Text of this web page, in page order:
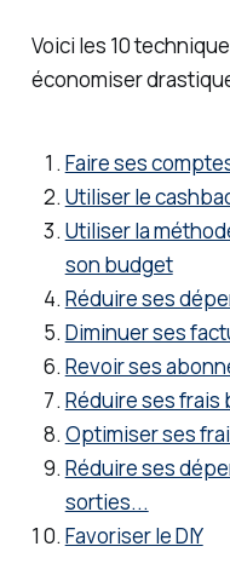
Voici les 10
économiser
Faire ses
Utiliser le
Utiliser la
son budget
Réduire ses
Diminuer ses
Revoir ses
Réduire ses frais
Optimiser ses
Réduire ses
sorties...
Favoriser le DIY
moins
simple
et faire
fructifi
er votre
capital.